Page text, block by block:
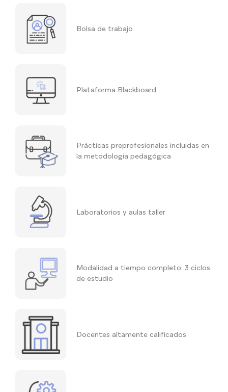
Bolsa de trabajo
Plataforma Blackboard
Prácticas preprofesionales incluidas en
la metodología pedagógica
Laboratorios y aulas taller
Modalidad a tiempo completo: 3 ciclos
de estudio
Docentes altamente calificados